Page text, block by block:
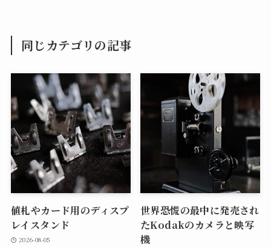
同じカテゴリの記事
値札やカード用のディスプ
レイスタンド
2026-08-05
世界恐慌の最中に発売され
たKodakのカメラと映写
機